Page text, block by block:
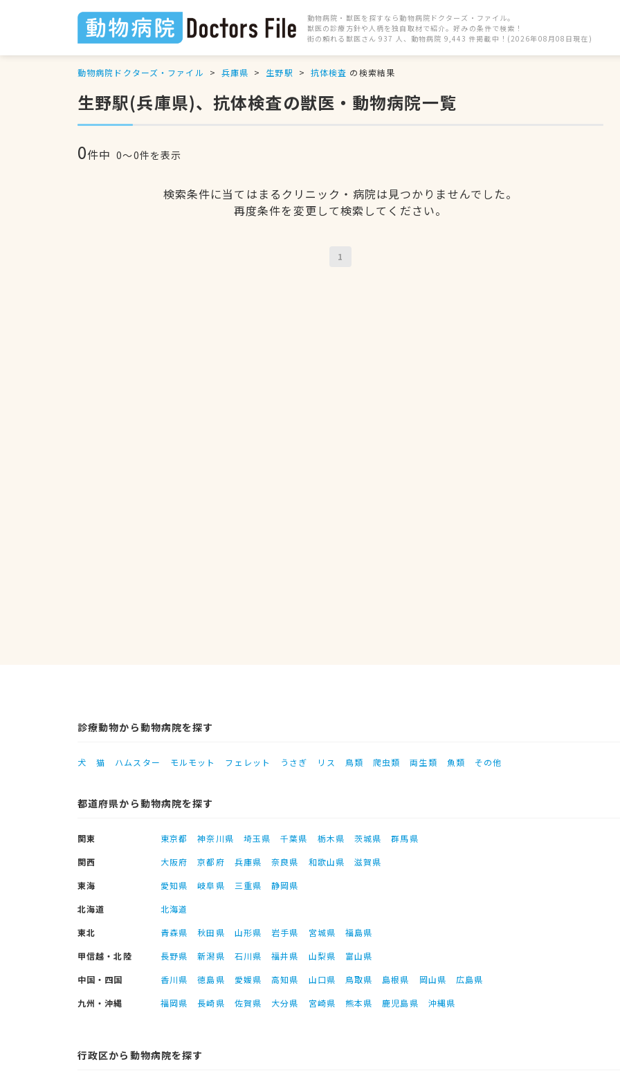
動物病院・獣医を探すなら動物病院ドクターズ・ファイル。
獣医の診療方針や人柄を独自取材で紹介。好みの条件で検索！
街の頼れる獣医さん 937 人、動物病院 9,443 件掲載中！(2026年08月08日現在)
動物病院ドクターズ・ファイル 兵庫県 生野駅 抗体検査 の検索結果
生野駅(兵庫県)、抗体検査の獣医・動物病院一覧
0件中 0〜0件を表示
検索条件に当てはまるクリニック・病院は見つかりませんでした。
再度条件を変更して検索してください。
1
診療動物から動物病院を探す
犬 猫 ハムスター モルモット フェレット うさぎ リス 鳥類 爬虫類 両生類 魚類 その他
都道府県から動物病院を探す
関東 東京都 神奈川県 埼玉県 千葉県 栃木県 茨城県
群馬県
関西
大阪府 京都府 兵庫県 奈良県 和歌山県
滋賀県
東海
愛知県 岐阜県 三重県
静岡県
北海道
北海道
東北
青森県 秋田県 山形県 岩手県 宮城県
福島県
甲信越・北陸
長野県 新潟県 石川県 福井県 山梨県
富山県
中国・四国
香川県 徳島県 愛媛県 高知県 山口県 鳥取県 島根県 岡山県
広島県
九州・沖縄
福岡県 長崎県 佐賀県 大分県 宮崎県 熊本県 鹿児島県 沖縄県
行政区から動物病院を探す